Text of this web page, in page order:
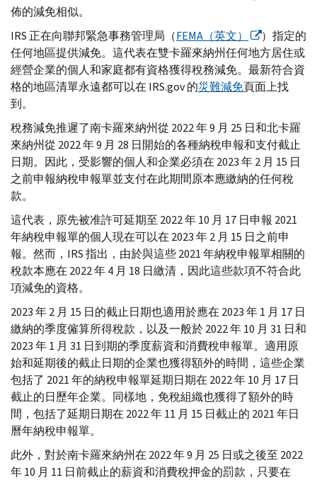
佈的減免相似。
IRS 正在向聯邦緊急事務管理局（FEMA （英文）
）指定的
任何地區提供減免。這代表在雙卡羅來納州任何地方居住或
經營企業的個人和家庭都有資格獲得稅務減免。最新符合資
格的地區清單永遠都可以在 IRS.gov的災難減免頁面上找
到。
稅務減免推遲了南卡羅來納州從 2022 年 9 月 25 日和北卡羅
來納州從 2022 年 9 月 28 日開始的各種納稅申報和支付截止
日期。因此，受影響的個人和企業必須在 2023 年 2 月 15 日
之前申報納稅申報單並支付在此期間原本應繳納的任何稅
款。
這代表，原先被准許可延期至 2022 年 10 月 17 日申報 2021
年納稅申報單的個人現在可以在 2023 年 2 月 15 日之前申
報。然而， IRS指出，由於與這些 2021 年納稅申報單相關的
稅款本應在 2022 年 4 月 18 日繳清，因此這些款項不符合此
項減免的資格。
2023 年 2 月 15 日的截止日期也適用於應在 2023 年 1 月 17 日
繳納的季度僱算所得稅款，以及一般於 2022 年 10 月 31 日和
2023 年 1 月 31 日到期的季度薪資和消費稅申報單。適用原
始和延期後的截止日期的企業也獲得額外的時間，這些企業
包括了 2021 年的納稅申報單延期日期在 2022 年 10 月 17 日
截止的日歷年企業。同樣地，免稅組織也獲得了額外的時
間，包括了延期日期在 2022 年 11 月 15 日截止的 2021 年日
曆年納稅申報單。
此外，對於南卡羅來納州在 2022 年 9 月 25 日或之後至 2022
年 10 月 11 日前截止的薪資和消費稅押金的罰款，只要在